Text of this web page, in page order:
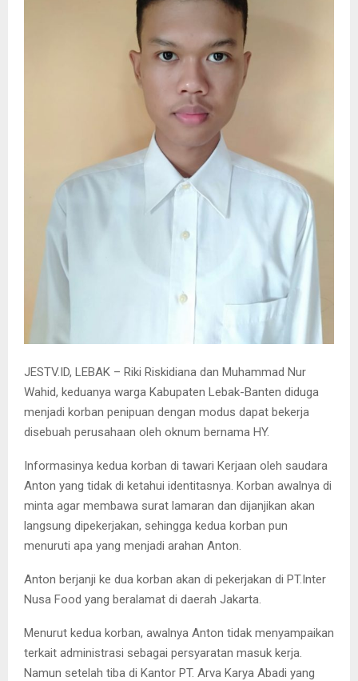
JESTV.ID, LEBAK – Riki Riskidiana dan Muhammad Nur
Wahid, keduanya warga Kabupaten Lebak-Banten diduga
menjadi korban penipuan dengan modus dapat bekerja
disebuah perusahaan oleh oknum bernama HY.
Informasinya kedua korban di tawari Kerjaan oleh saudara
Anton yang tidak di ketahui identitasnya. Korban awalnya di
minta agar membawa surat lamaran dan dijanjikan akan
langsung dipekerjakan, sehingga kedua korban pun
menuruti apa yang menjadi arahan Anton.
Anton berjanji ke dua korban akan di pekerjakan di PT.Inter
Nusa Food yang beralamat di daerah Jakarta.
Menurut kedua korban, awalnya Anton tidak menyampaikan
terkait administrasi sebagai persyaratan masuk kerja.
Namun setelah tiba di Kantor PT. Arva Karya Abadi yang